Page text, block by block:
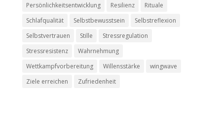
Persönlichkeitsentwicklung
Resilienz
Rituale
Schlafqualität
Selbstbewusstsein
Selbstreflexion
Selbstvertrauen
Stille
Stressregulation
Stressresistenz
Wahrnehmung
Wettkampfvorbereitung
Willensstärke
wingwave
Ziele erreichen
Zufriedenheit